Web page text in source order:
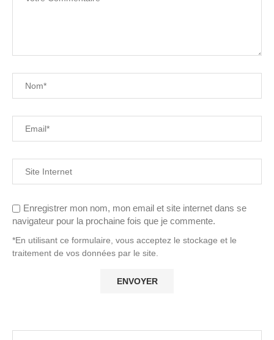
Enregistrer mon nom, mon email et site internet dans se
navigateur pour la prochaine fois que je commente.
*En utilisant ce formulaire, vous acceptez le stockage et le
traitement de vos données par le site.